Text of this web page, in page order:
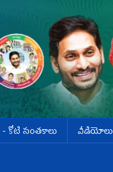
కోటి సంత‌కాలు వీడియోలు